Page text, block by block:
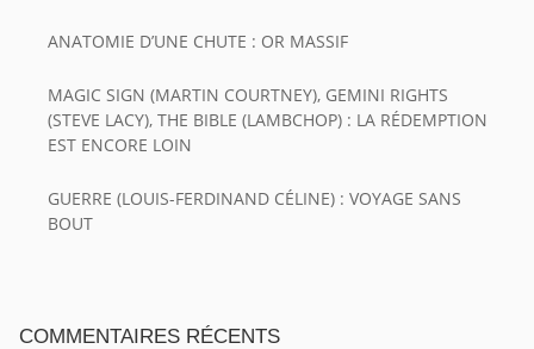
ANATOMIE D’UNE CHUTE : OR MASSIF
MAGIC SIGN (MARTIN COURTNEY), GEMINI RIGHTS
(STEVE LACY), THE BIBLE (LAMBCHOP) : LA RÉDEMPTION
EST ENCORE LOIN
GUERRE (LOUIS-FERDINAND CÉLINE) : VOYAGE SANS
BOUT
COMMENTAIRES RÉCENTS